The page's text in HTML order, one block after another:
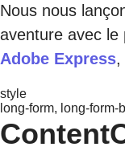
Nous nous
aventure avec le
Adobe Express,
style
long-form, long-